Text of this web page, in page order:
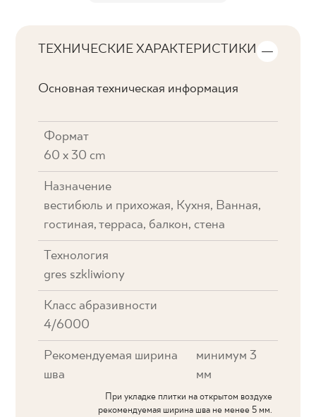
ТЕХНИЧЕСКИЕ ХАРАКТЕРИСТИКИ
Основная техническая информация
Формат
60 x 30 cm
Назначение
вестибюль и прихожая, Кухня, Ванная,
гостиная, терраса, балкон, стена
Технология
gres szkliwiony
Класс абразивности
4/6000
Рекомендуемая ширина
шва
минимум 3
мм
При укладке плитки на открытом воздухе
рекомендуемая ширина шва не менее 5 мм.